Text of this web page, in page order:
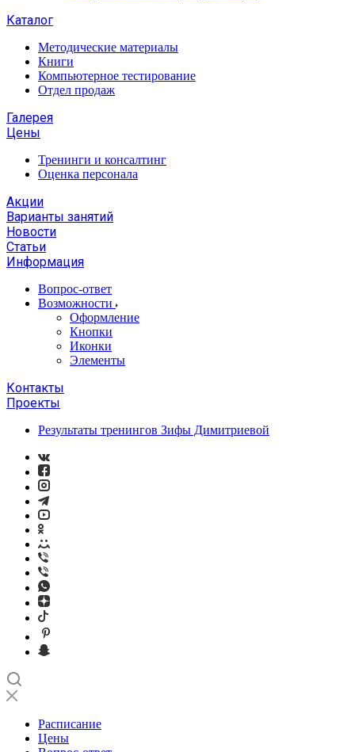
Каталог
Методические материалы
Книги
Компьютерное тестирование
Отдел продаж
Галерея
Цены
Тренинги и консалтинг
Оценка персонала
Акции
Варианты занятий
Новости
Статьи
Информация
Вопрос-ответ
Возможности
Оформление
Кнопки
Иконки
Элементы
Контакты
Проекты
Результаты тренингов Зифы Димитриевой
Расписание
Цены